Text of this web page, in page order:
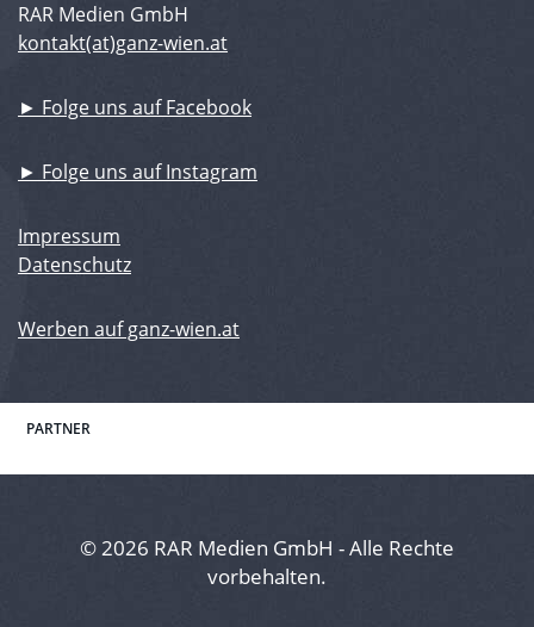
RAR Medien GmbH
kontakt(at)ganz-wien.at
► Folge uns auf Facebook
► Folge uns auf Instagram
Impressum
Datenschutz
Werben auf ganz-wien.at
PARTNER
© 2026 RAR Medien GmbH - Alle Rechte
vorbehalten.